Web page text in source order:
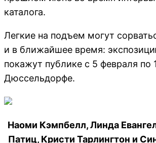
каталога.
Легкие на подъем могут
и в ближайшее время:
покажут публике с 5 февраля по
Дюссельдорфе.
Наоми Кэмпбелл, Линда
Патиц, Кристи Тарлингтон и